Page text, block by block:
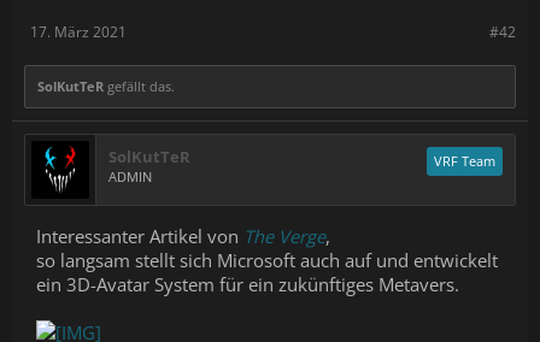
#42
17. März 2021
SolKutTeR gefällt das.
SolKutTeR
ADMIN
VRF Team
Interessanter Artikel von The Verge,
so langsam stellt sich Microsoft auch auf und entwickelt
ein 3D-Avatar System für ein zukünftiges Metavers.